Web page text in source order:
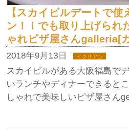
【スカイビルデートで使
ン！！でも取り上げられ
ゃれピザ屋さんgalleria[
2018年9月13日 イタリアン
スカイビルがある大阪福島で
いランチやディナーできると
しゃれで美味しいピザ屋さん